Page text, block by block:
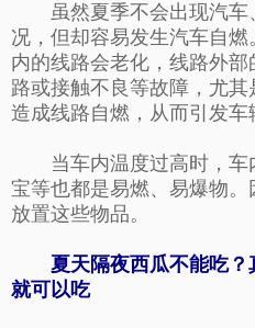
虽然夏季不会出现汽车
况，但却容易发生汽车自
内的线路会老化，线路外
路或接触不良等故障，尤
造成线路自燃，从而引发车
当车内温度过高时，车
宝等也都是易燃、易爆物
放置这些物品。
夏天隔夜西瓜不能吃
就可以吃